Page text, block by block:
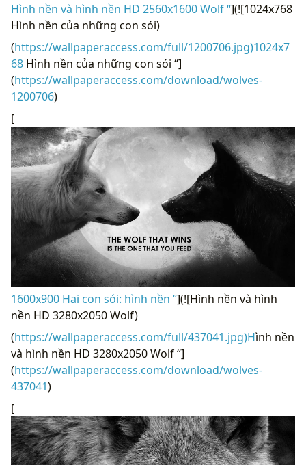
Hình nền và hình nền HD 2560x1600 Wolf “](![1024x768
Hình nền của những con sói)
(https://wallpaperaccess.com/full/1200706.jpg)1024x7
68 Hình nền của những con sói “]
(https://wallpaperaccess.com/download/wolves-
1200706)
[
1600x900 Hai con sói: hình nền “](![Hình nền và hình
nền HD 3280x2050 Wolf)
(https://wallpaperaccess.com/full/437041.jpg)Hình nền
và hình nền HD 3280x2050 Wolf “]
(https://wallpaperaccess.com/download/wolves-
437041)
[